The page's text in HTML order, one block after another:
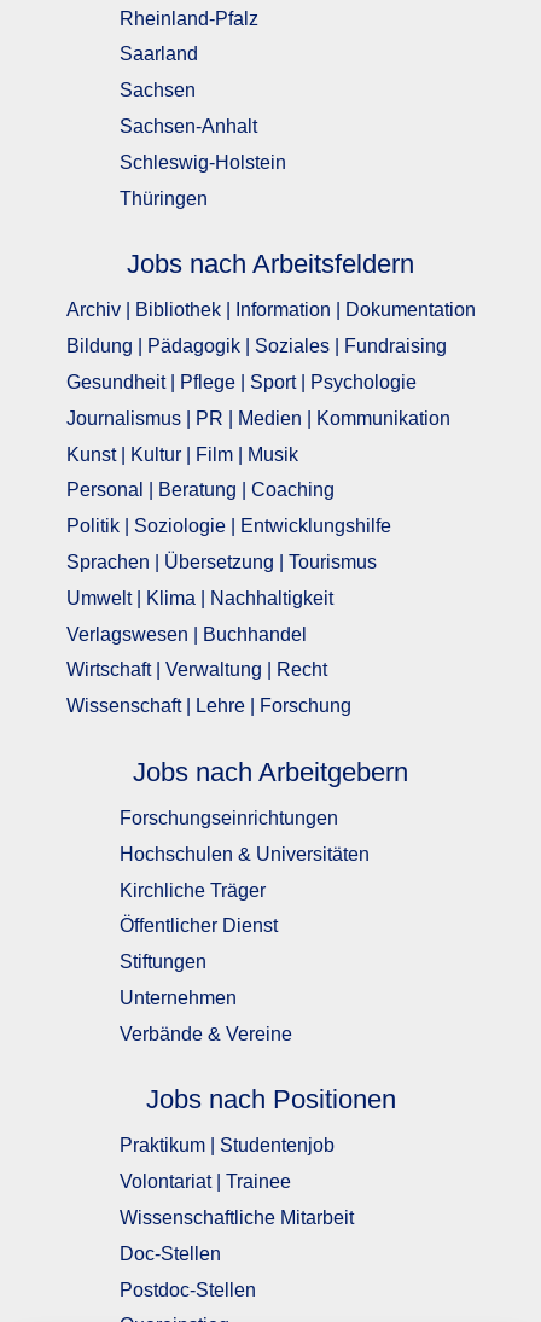
Rheinland-Pfalz
Saarland
Sachsen
Sachsen-Anhalt
Schleswig-Holstein
Thüringen
Jobs nach Arbeitsfeldern
Archiv | Bibliothek | Information | Dokumentation
Bildung | Pädagogik | Soziales | Fundraising
Gesundheit | Pflege | Sport | Psychologie
Journalismus | PR | Medien | Kommunikation
Kunst | Kultur | Film | Musik
Personal | Beratung | Coaching
Politik | Soziologie | Entwicklungshilfe
Sprachen | Übersetzung | Tourismus
Umwelt | Klima | Nachhaltigkeit
Verlagswesen | Buchhandel
Wirtschaft | Verwaltung | Recht
Wissenschaft | Lehre | Forschung
Jobs nach Arbeitgebern
Forschungseinrichtungen
Hochschulen & Universitäten
Kirchliche Träger
Öffentlicher Dienst
Stiftungen
Unternehmen
Verbände & Vereine
Jobs nach Positionen
Praktikum | Studentenjob
Volontariat | Trainee
Wissenschaftliche Mitarbeit
Doc-Stellen
Postdoc-Stellen